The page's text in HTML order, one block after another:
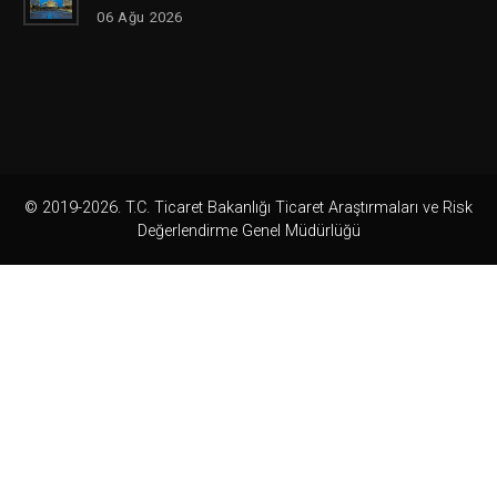
06 Ağu 2026
© 2019-2026. T.C. Ticaret Bakanlığı Ticaret Araştırmaları ve Risk
Değerlendirme Genel Müdürlüğü